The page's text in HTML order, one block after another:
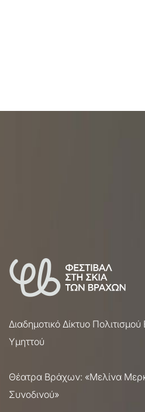
Διαδημοτικό Δίκτυο
Υμηττού
Θέατρα Βράχων: «Μελίνα
Συνοδινού»